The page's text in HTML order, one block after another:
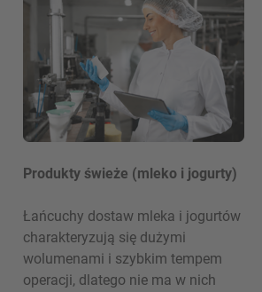
Produkty świeże (mleko i jogurty)
Łańcuchy dostaw mleka i jogurtów
charakteryzują się dużymi
wolumenami i szybkim tempem
operacji, dlatego nie ma w nich